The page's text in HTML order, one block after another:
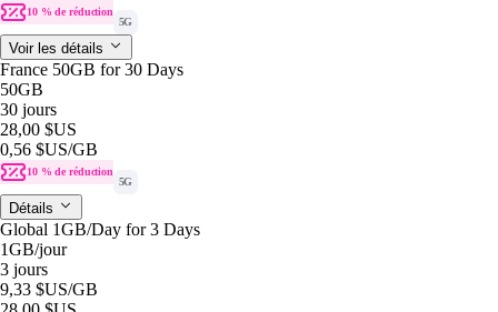
10 % de réduction
5G
Voir les détails
France 50GB for 30 Days
50GB
30 jours
28,00 $US
0,56 $US/GB
10 % de réduction
5G
Détails
Global 1GB/Day for 3 Days
1GB/jour
3 jours
9,33 $US/GB